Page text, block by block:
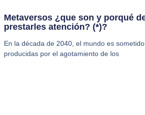
Metaversos ¿que son y porqué
prestarles atención? (*)?
En la década de 2040, el mundo es
producidas por el agotamiento de los